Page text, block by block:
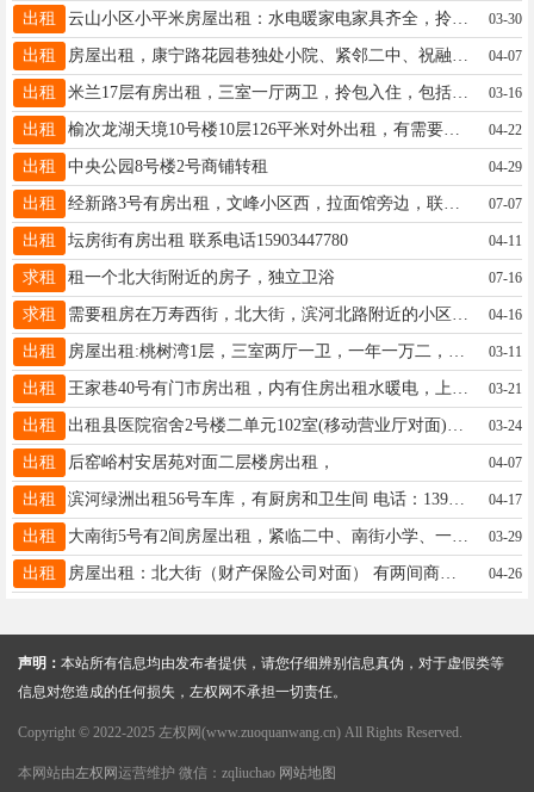
出租 云山小区小平米房屋出租：水电暖家电家具齐全，拎包入住，联系电话13593076669。 03-30
出租 04-07
出租 米兰17层有房出租，三室一厅两卫，拎包入住，包括物业暖气费，一年一万五，有意者请联系13834087715 03-16
出租 榆次龙湖天境10号楼10层126平米对外出租，有需要的提前联系15034695090 04-22
出租 中央公园8号楼2号商铺转租 04-29
出租 07-07
出租 坛房街有房出租 联系电话15903447780 04-11
求租 租一个北大街附近的房子，独立卫浴 07-16
求租 04-16
出租 03-11
出租 03-21
出租 03-24
出租 后窑峪村安居苑对面二层楼房出租， 04-07
出租 滨河绿洲出租56号车库，有厨房和卫生间 电话：13903546570 04-17
出租 大南街5号有2间房屋出租，紧临二中、南街小学、一幼，交通便利，上学方便，暖气暖和。联系电话：16635450766 03-29
出租 房屋出租：北大街（财产保险公司对面） 有两间商铺出租，联系电话：13935475071。 04-26
声明： 本站所有信息均由发布者提供，请您仔细辨别信息真伪，对于虚假类等
信息对您造成的任何损失，左权网不承担一切责任。
Copyright © 2022-2025 左权网(www.zuoquanwang.cn) All Rights Reserved.
本网站由左权网 运营维护 微信：zqliuchao 网站地图